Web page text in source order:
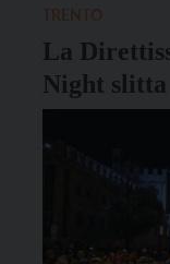
La
Night slitta